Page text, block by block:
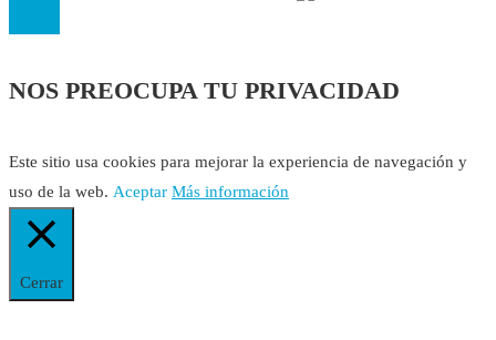
NOS PREOCUPA TU PRIVACIDAD
Este sitio usa cookies para mejorar la experiencia de navegación y
uso de la web. Aceptar Más información
Cerrar